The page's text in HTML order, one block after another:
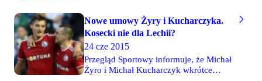
Bundesligi, SV Sandhausen.
Skrzydłowy Legii był niedawno bliski
porozumienia z Lechią Gdańsk,
następnie negocjował ze Śląskiem
Wrocław, ale ostatecznie trafi do
Niemiec.
Nowe umowy Żyry i Kucharczyka.
Kosecki nie dla Lechii?
24 cze 2015
Przegląd Sportowy informuje, że Michał
Żyro i Michał Kucharczyk wkrótce